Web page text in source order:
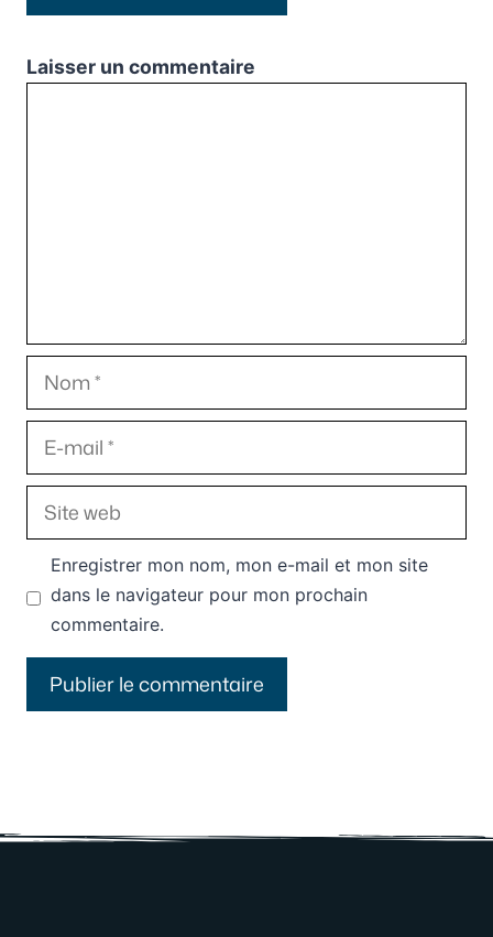
Laisser un commentaire
Nom
E-
mail
Site
web
Enregistrer mon nom, mon e-mail et mon site
dans le navigateur pour mon prochain
commentaire.